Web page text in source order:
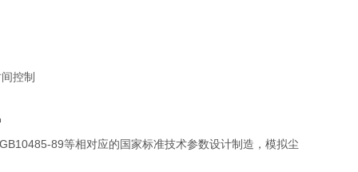
控制
89等相对应的国家标准技术参数设计制造，模拟尘